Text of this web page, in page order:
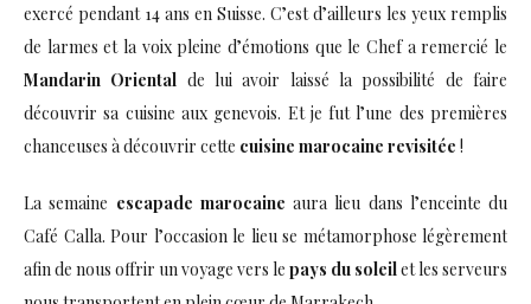
exercé pendant 14 ans en Suisse. C’est d’ailleurs les yeux remplis
de larmes et la voix pleine d’émotions que le Chef a remercié le
Mandarin Oriental de lui avoir laissé la possibilité de faire
découvrir sa cuisine aux genevois. Et je fut l’une des premières
chanceuses à découvrir cette cuisine marocaine revisitée !
La semaine escapade marocaine aura lieu dans l’enceinte du
Café Calla. Pour l’occasion le lieu se métamorphose légèrement
afin de nous offrir un voyage vers le pays du soleil et les serveurs